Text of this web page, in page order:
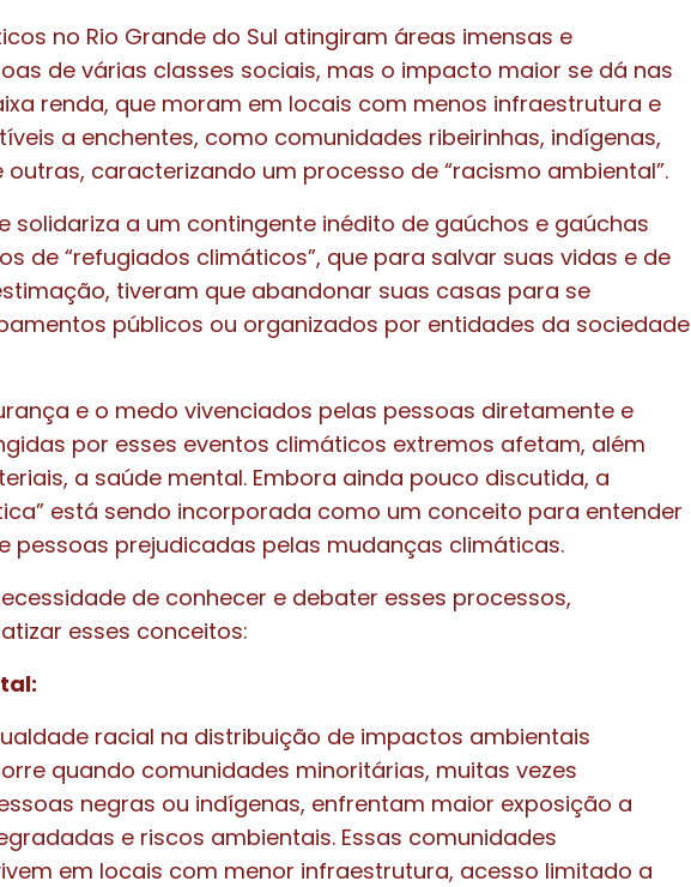
no Rio Grande do Sul atingiram áreas imensas e
de várias classes sociais, mas o impacto maior se dá nas
renda, que moram em locais com menos infraestrutura e
a enchentes, como comunidades ribeirinhas, indígenas,
caracterizando um processo de “racismo ambiental”.
solidariza a um contingente inédito de gaúchos e gaúchas
de “refugiados climáticos”, que para salvar suas vidas e de
tiveram que abandonar suas casas para se
públicos ou organizados por entidades da sociedade
e o medo vivenciados pelas pessoas diretamente e
por esses eventos climáticos extremos afetam, além
a saúde mental. Embora ainda pouco discutida, a
está sendo incorporada como um conceito para entender
pessoas prejudicadas pelas mudanças climáticas.
de conhecer e debater esses processos,
esses conceitos:
racial na distribuição de impactos ambientais
quando comunidades minoritárias, muitas vezes
negras ou indígenas, enfrentam maior exposição a
e riscos ambientais. Essas comunidades
em locais com menor infraestrutura, acesso limitado a